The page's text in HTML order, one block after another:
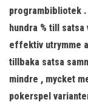
programbibliotek
hundra % till
effektiv utrymme
tillbaka satsa
mindre , mycket
pokerspel